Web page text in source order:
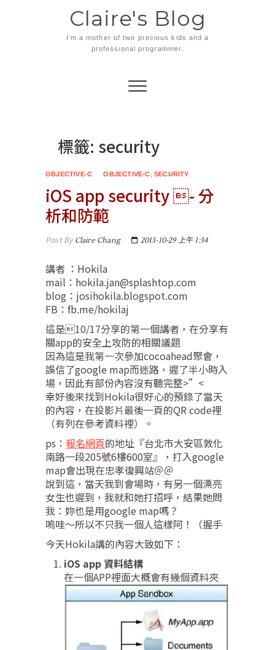
Claire's Blog
I'm a mother of two precious kids and a
professional programmer.
標籤: security
OBJECTIVE-C OBJECTIVE-C,SECURITY
iOS app security - 分
析和防範
Post ByClaire Chang 2013-10-29 上午 1:34
講者 ：Hokila
mail：hokila.jan@splashtop.com
blog：josihokila.blogspot.com
FB：fb.me/hokilaj
這是10/17分享的第一個講者，在分享有
關app的安全上攻防的相關議題
因為這是我第一次參加cocoahead聚會，
誤信了google map而迷路，遲了半小時入
場，因此有部份內容沒有聽完整>”<
幸好後來找到Hokila很好心的預錄了當天
的內容，在投影片最後一頁的QR code裡
（有列在參考資料裡）。
ps： 報名網頁的地址『台北市大安區敦化
南路一段205號6樓600室』，打入google
map會出現在忠孝復興站＠＠
說到這，當天我到會場時，有另一個漂亮
女生也遲到，我就和她打招呼，結果她問
我：妳也是用google map嗎？
嗚哇～所以不只我一個人這樣阿！（握手
今天Hokila講的內容大致如下：
iOS app 資料結構
在一個APP裡面大概會有幾個資料夾